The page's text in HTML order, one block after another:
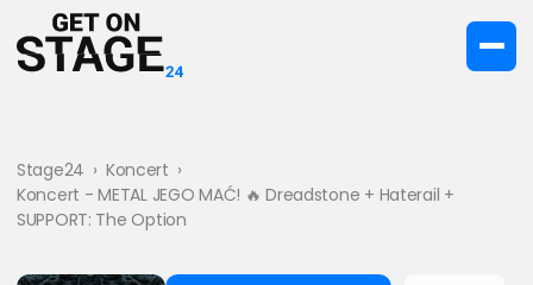
Stage24 › Koncert ›
Koncert - METAL JEGO MAĆ! 🔥 Dreadstone + Haterail +
SUPPORT: The Option